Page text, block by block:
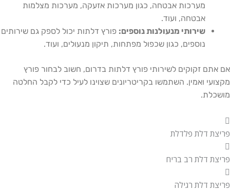
מערכות אבטחה, כגון מערכות אזעקה, מערכות מצלמות
אבטחה, ועוד.
שירותי מנעולנות נוספים:פורץ דלתות יכול לספק גם שירותים
נוספים, כגון שכפול מפתחות, תיקון מנעולים, ועוד.
זקוקים לשירותי פורץ דלתות בדרום, חשוב לבחור פורץ
ואמין. השתמשו בקריטריונים שצוינו לעיל כדי לקבל החלטה
דלת פלדלת
דלת רב בריח
דלת רגילה